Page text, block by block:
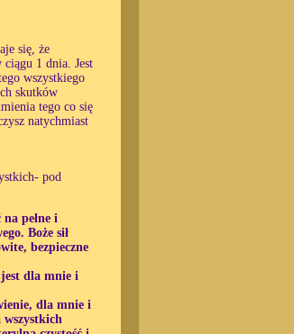
się, że
1 dnia. Jest
wszystkiego
skutków
tego co się
natychmiast
pod
na pełne i
Boże sił
bezpieczne
jest dla mnie i
dla mnie i
wszystkich